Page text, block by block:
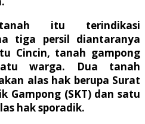
itu terindikasi
tiga persil diantaranya
Cincin, tanah gampong
warga. Dua tanah
alas hak berupa Surat
Gampong (SKT) dan satu
hak sporadik.